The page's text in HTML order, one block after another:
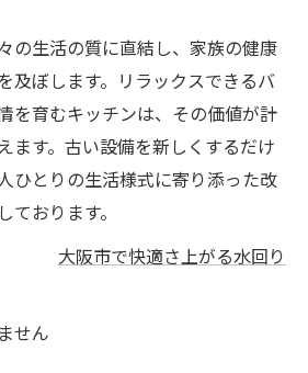
の生活の質に直結し、家族の健康
及ぼします。リラックスできるバ
を育むキッチンは、その価値が計
ます。古い設備を新しくするだけ
ひとりの生活様式に寄り添った改
おります。
大阪市で快適さ上がる水回り
せん